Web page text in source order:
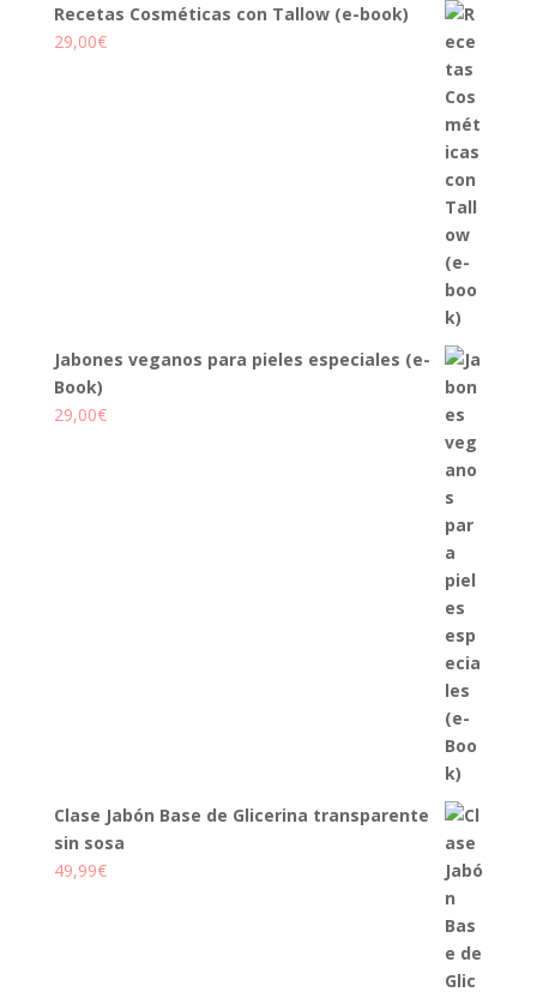
Recetas Cosméticas con Tallow (e-book)
29,00€
Jabones veganos para pieles especiales (e-
Book)
29,00€
Clase Jabón Base de Glicerina transparente
sin sosa
49,99€